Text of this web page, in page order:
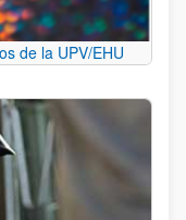
de la UPV/EHU